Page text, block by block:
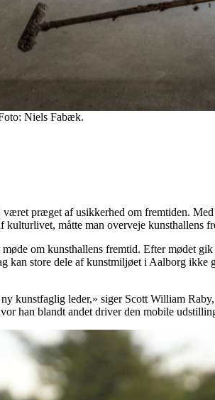
Niels Fabæk.
præget af usikkerhed om fremtiden.
måtte man overveje kunsthallens
om kunsthallens fremtid. Efter mødet
kan store dele af kunstmiljøet i Aalborg
kunstfaglig leder,» siger Scott William
han blandt andet driver den mobile